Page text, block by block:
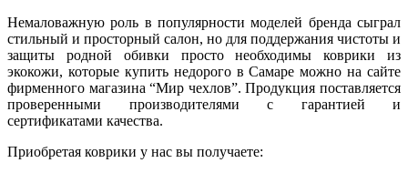
Немаловажную роль в популярности моделей бренда сыграл
стильный и просторный салон, но для поддержания чистоты и
защиты родной обивки просто необходимы коврики из
экокожи, которые купить недорого в Самаре можно на сайте
фирменного магазина “Мир чехлов”. Продукция поставляется
проверенными производителями с гарантией и
сертификатами качества.
Приобретая коврики у нас вы получаете: